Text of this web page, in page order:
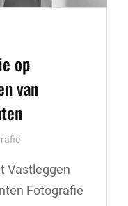
op
van
Vastleggen
Fotografie